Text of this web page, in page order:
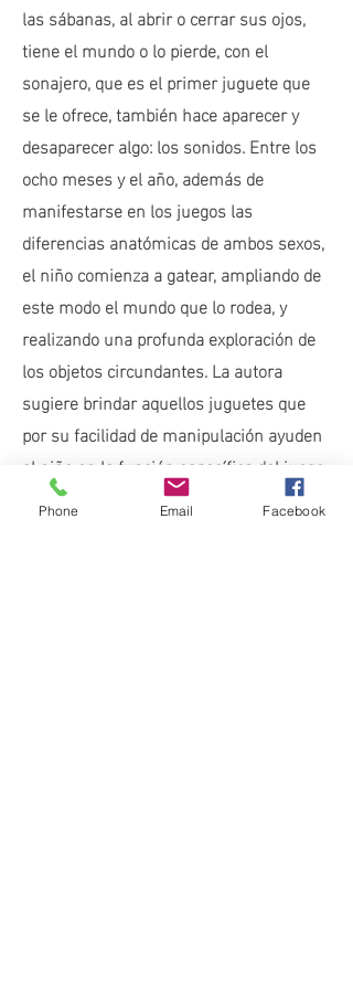
las sábanas, al abrir o cerrar sus ojos,
tiene el mundo o lo pierde, con el
sonajero, que es el primer juguete que
se le ofrece, también hace aparecer y
desaparecer algo: los sonidos. Entre los
ocho meses y el año, además de
manifestarse en los juegos las
diferencias anatómicas de ambos sexos,
el niño comienza a gatear, ampliando de
este modo el mundo que lo rodea, y
realizando una profunda exploración de
los objetos circundantes. La autora
sugiere brindar aquellos juguetes que
por su facilidad de manipulación ayuden
al niño en la función específica del juego,
que es la de poder elaborar situaciones
Phone Email Facebook